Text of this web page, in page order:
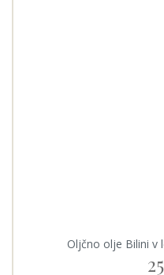
Oljčno olje Bilini v